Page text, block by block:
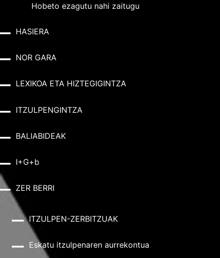
Hobeto ezagutu nahi zaitugu
HASIERA
NOR GARA
LEXIKOA ETA HIZTEGIGINTZA
ITZULPENGINTZA
BALIABIDEAK
I+G+b
ZER BERRI
ITZULPEN-ZERBITZUAK
Eskatu itzulpenaren aurrekontua